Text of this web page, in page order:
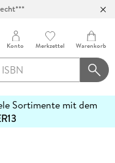
Konto Merkzettel Warenkorb
Sortimente mit dem